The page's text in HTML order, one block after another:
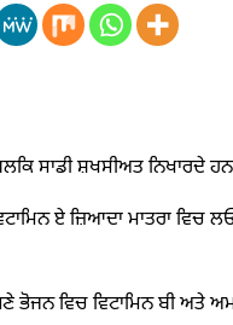
ਸਾਡੀ ਸ਼ਖਸੀਅਤ ਨਿਖਾਰਦੇ
ਏ ਜ਼ਿਆਦਾ ਮਾਤਰਾ ਵਿਚ
ਵਿਚ ਵਿਟਾਮਿਨ ਬੀ ਅਤੇ